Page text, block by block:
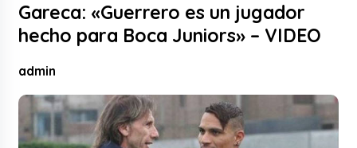
Gareca: «Guerrero es un jugador
hecho para Boca Juniors» – VIDEO
admin